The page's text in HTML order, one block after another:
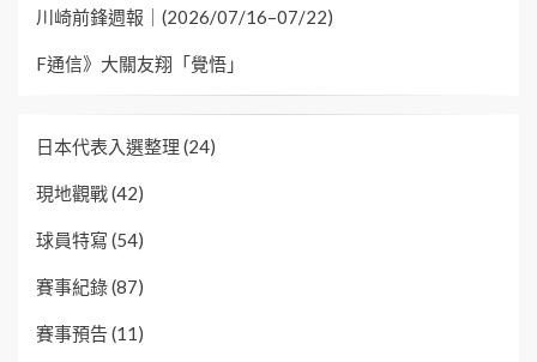
川崎前鋒週報｜(2026/07/16–07/22)
F通信》大關友翔「覺悟」
日本代表入選整理 (24)
現地觀戰(42)
球員特寫 (54)
賽事紀錄(87)
賽事預告(11)